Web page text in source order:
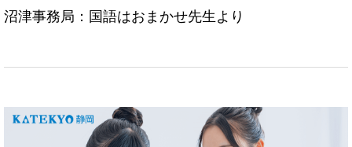
沼津事務局：国語はおまかせ先生より